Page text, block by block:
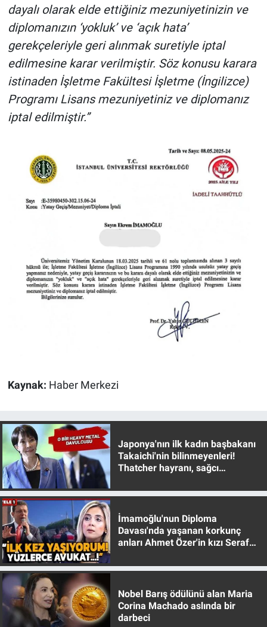
dayalı olarak elde ettiğiniz mezuniyetinizin ve
diplomanızın ‘yokluk’ ve ‘açık hata’
gerekçeleriyle geri alınmak suretiyle iptal
edilmesine karar verilmiştir. Söz konusu karara
istinaden İşletme Fakültesi İşletme (İngilizce)
Programı Lisans mezuniyetiniz ve diplomanız
iptal edilmiştir.”
Kaynak: Haber Merkezi
Japonya'nın ilk kadın başbakanı
Takaichi'nin bilinmeyenleri!
Thatcher hayranı, sağcı
İmamoğlu'nun Diploma
Davası'nda yaşanan korkunç
anları Ahmet Özer'in kızı Seraf
Nobel Barış ödülünü alan Maria
Corina Machado aslında bir
darbeci
Türkiye'nin Geleceği
Türkiye'nin Gündemi
Yerel Gündem
Yerel Yaşam